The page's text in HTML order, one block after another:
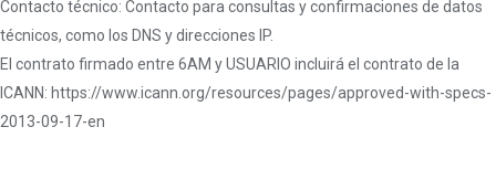
Contacto técnico: Contacto para consultas y confirmaciones de datos
técnicos, como los DNS y direcciones IP.
El contrato firmado entre 6AM y USUARIO incluirá el contrato de la
ICANN: https://www.icann.org/resources/pages/approved-with-specs-
2013-09-17-en